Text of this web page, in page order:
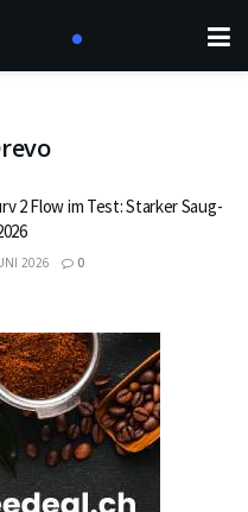
2 Flow im Test: Starker Saug-
2026 0